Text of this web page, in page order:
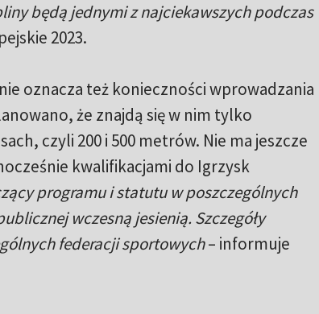
będą jednymi z najciekawszych podczas
2023.
oznacza też konieczności wprowadzania
że znajdą się w nim tylko
czyli 200 i 500 metrów. Nie ma jeszcze
kwalifikacjami do Igrzysk
programu i statutu w poszczególnych
wczesną jesienią. Szczegóły
federacji sportowych– informuje